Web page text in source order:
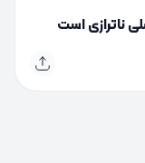
ناترازی است